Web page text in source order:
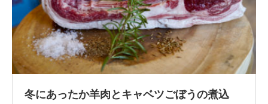
冬にあったか羊肉とキャベツごぼうの煮込